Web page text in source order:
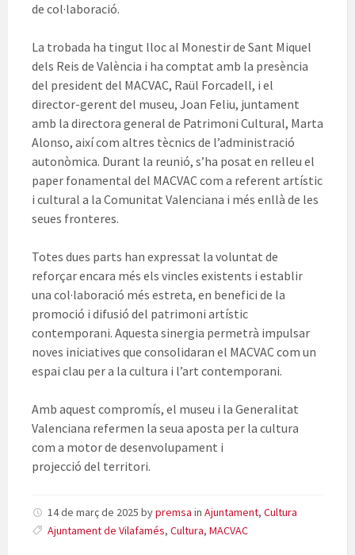
de col·laboració.
La trobada ha tingut lloc al Monestir de Sant Miquel
dels Reis de València i ha comptat amb la presència
del president del MACVAC, Raül Forcadell, i el
director-gerent del museu, Joan Feliu, juntament
amb la directora general de Patrimoni Cultural, Marta
Alonso, així com altres tècnics de l’administració
autonòmica. Durant la reunió, s’ha posat en relleu el
paper fonamental del MACVAC com a referent artístic
i cultural a la Comunitat Valenciana i més enllà de les
seues fronteres.
Totes dues parts han expressat la voluntat de
reforçar encara més els vincles existents i establir
una col·laboració més estreta, en benefici de la
promoció i difusió del patrimoni artístic
contemporani. Aquesta sinergia permetrà impulsar
noves iniciatives que consolidaran el MACVAC com un
espai clau per a la cultura i l’art contemporani.
Amb aquest compromís, el museu i la Generalitat
Valenciana refermen la seua aposta per la cultura
com a motor de desenvolupament i
projecció del territori.
14 de març de 2025 bypremsa in Ajuntament, Cultura
Ajuntament de Vilafamés, Cultura, MACVAC